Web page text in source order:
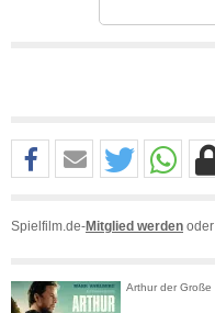
Spielfilm.de-Mitglied werden oder
Arthur der Große